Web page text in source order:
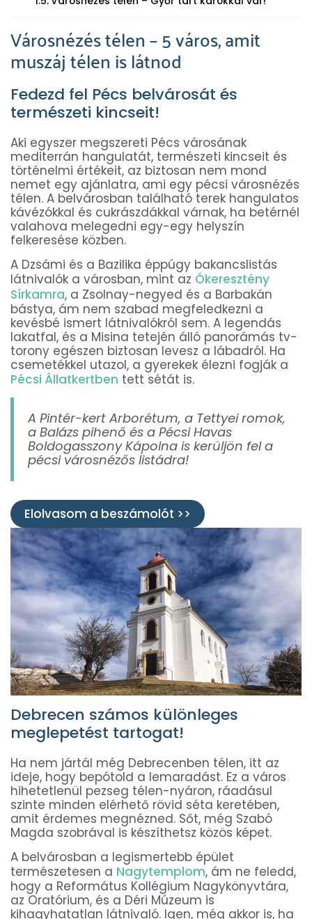
Városnézés télen – 5 város, amit
muszáj télen is látnod
Fedezd fel Pécs belvárosát és
természeti kincseit!
Aki egyszer megszereti Pécs városának
mediterrán hangulatát, természeti kincseit és
történelmi értékeit, az biztosan nem mond
nemet egy ajánlatra, ami egy pécsi városnézés
télen. A belvárosban található terek hangulatos
kávézókkal és cukrászdákkal várnak, ha betérnél
valahova melegedni egy-egy helyszín
felkeresése közben.
A Dzsámi és a Bazilika éppúgy bakancslistás
látnivalók a városban, mint az Ókeresztény
Sírkamra, a Zsolnay-negyed és a Barbakán
bástya, ám nem szabad megfeledkezni a
kevésbé ismert látnivalókról sem. A legendás
lakatfal, és a Misina tetején álló panorámás tv-
torony egészen biztosan levesz a lábadról. Ha
csemetékkel utazol, a gyerekek élezni fogják a
Pécsi Állatkertben tett sétát is.
A Pintér-kert Arborétum, a Tettyei romok,
a Balázs pihenő és a Pécsi Havas
Boldogasszony Kápolna is kerüljön fel a
pécsi városnézős listádra!
Elolvasom a beszámolót >>
Debrecen számos különleges
meglepetést tartogat!
Ha nem jártál még Debrecenben télen, itt az
ideje, hogy bepótold a lemaradást. Ez a város
hihetetlenül pezseg télen-nyáron, ráadásul
szinte minden elérhető rövid séta keretében,
amit érdemes megnézned. Sőt, még Szabó
Magda szobrával is készíthetsz közös képet.
A belvárosban a legismertebb épület
természetesen a Nagytemplom, ám ne feledd,
hogy a Református Kollégium Nagykönyvtára,
az Oratórium, és a Déri Múzeum is
kihagyhatatlan látnivaló. Igen, még akkor is, ha